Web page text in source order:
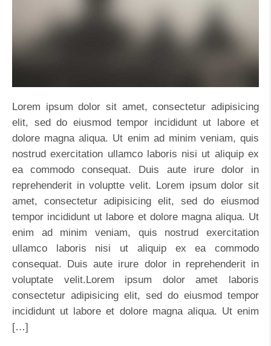
Lorem ipsum dolor sit amet, consectetur adipisicing
elit, sed do eiusmod tempor incididunt ut labore et
dolore magna aliqua. Ut enim ad minim veniam, quis
nostrud exercitation ullamco laboris nisi ut aliquip ex
ea commodo consequat. Duis aute irure dolor in
reprehenderit in voluptte velit. Lorem ipsum dolor sit
amet, consectetur adipisicing elit, sed do eiusmod
tempor incididunt ut labore et dolore magna aliqua. Ut
enim ad minim veniam, quis nostrud exercitation
ullamco laboris nisi ut aliquip ex ea commodo
consequat. Duis aute irure dolor in reprehenderit in
voluptate velit.Lorem ipsum dolor amet laboris
consectetur adipisicing elit, sed do eiusmod tempor
incididunt ut labore et dolore magna aliqua. Ut enim
[…]